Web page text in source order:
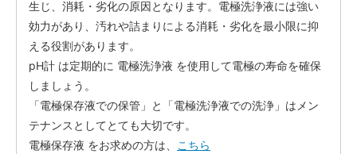
生じ、消耗・劣化の原因となります。電極洗浄液には強い
効力があり、汚れや詰まりによる消耗・劣化を最小限に抑
える役割があります。
pH計 は定期的に 電極洗浄液 を使用して電極の寿命を確保
しましょう。
「電極保存液での保管」と「電極洗浄液での洗浄」はメン
テナンスとしてとても大切です。
電極保存液 をお求めの方は、
こちら